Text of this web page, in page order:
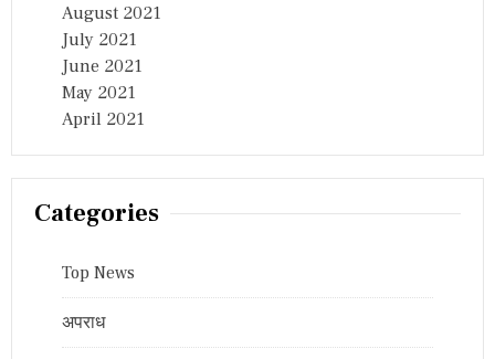
August 2021
July 2021
June 2021
May 2021
April 2021
Categories
Top News
अपराध